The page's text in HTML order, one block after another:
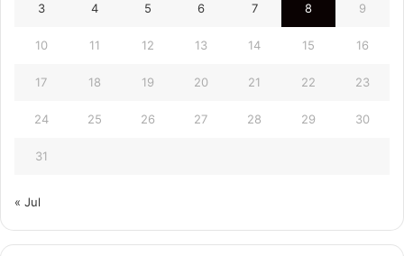
3 4 5 6 7 8 9
10 11 12 13 14 15 16
17 18 19 20 21 22 23
24 25 26 27 28 29 30
31
« Jul